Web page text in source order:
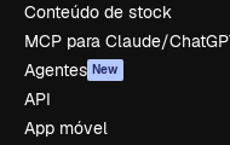
Conteúdo de stock
MCP para Claude/
Agentes New
API
App móvel